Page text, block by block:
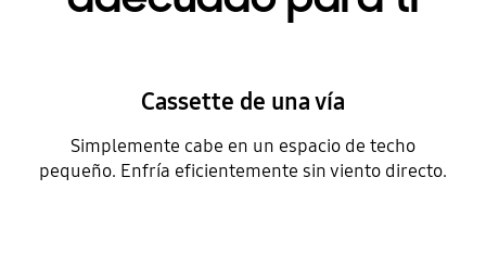
Cassette de una vía
Simplemente cabe en un espacio de techo
pequeño. Enfría eficientemente sin viento directo.